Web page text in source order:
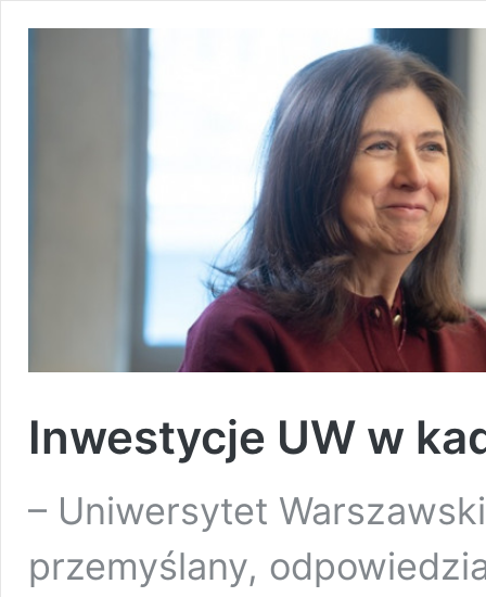
Inwestycje UW w
– Uniwersytet
przemyślany,